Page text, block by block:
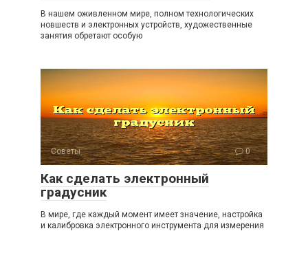
В нашем оживленном мире, полном технологических
новшеств и электронных устройств, художественные
занятия обретают особую
Советы 0
Как сделать электронный
градусник
В мире, где каждый момент имеет значение, настройка
и калибровка электронного инструмента для измерения